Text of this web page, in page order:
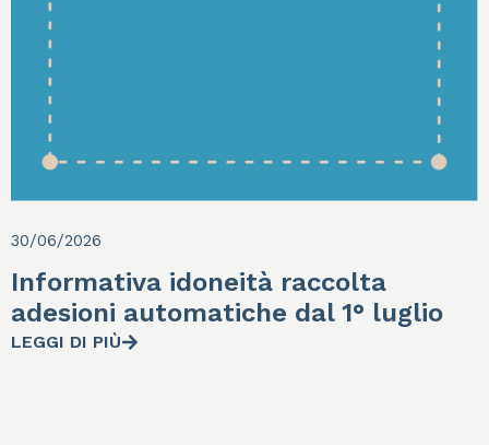
30/06/2026
Informativa idoneità raccolta
adesioni automatiche dal 1° luglio
LEGGI DI PIÙ